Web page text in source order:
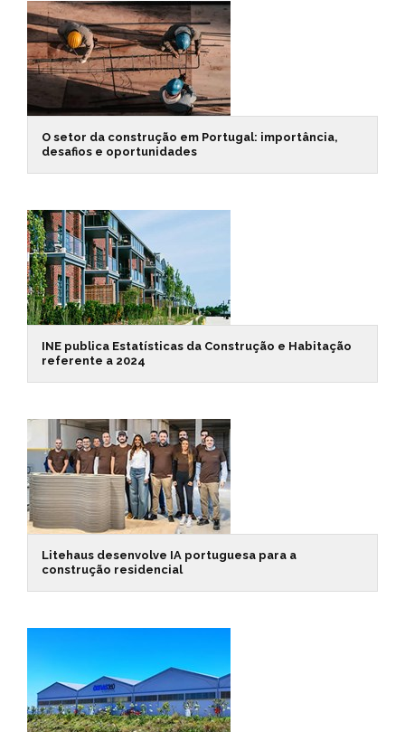
O setor da construção em Portugal: importância,
desafios e oportunidades
INE publica Estatísticas da Construção e Habitação
referente a 2024
Litehaus desenvolve IA portuguesa para a
construção residencial